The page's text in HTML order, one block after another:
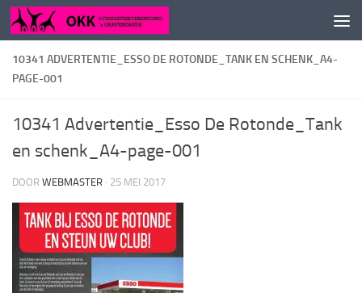
Doorgaan naar inhoud
10341 ADVERTENTIE_ESSO DE ROTONDE_TANK EN SCHENK_A4-
PAGE-001
10341 Advertentie_Esso De Rotonde_Tank
en schenk_A4-page-001
DOOR WEBMASTER · 25 MEI 2017